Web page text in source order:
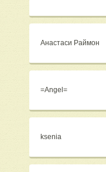
Анастаси Раймон
=Angel=
ksenia